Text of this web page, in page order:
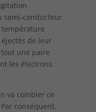
semi-conducteur
température
de leur
une paire
les électrons
va combler ce
conséquent,